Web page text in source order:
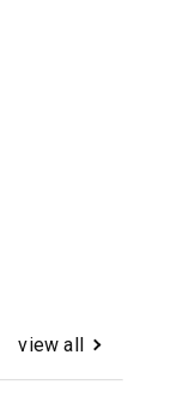
view all